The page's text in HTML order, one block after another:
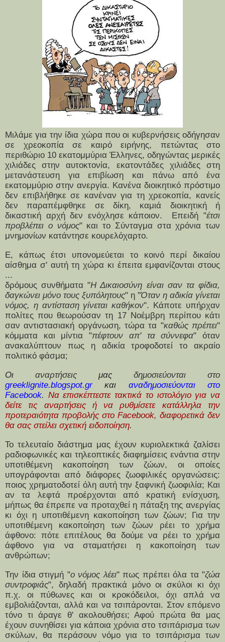
Μιλάμε για την ίδια χώρα που οι κυβερνήσεις οδήγησαν
σε χρεοκοπία σε καιρό ειρήνης, πετώντας στο
περιθώριο 10 εκατομμύρια Έλληνες, οδηγώντας μερικές
χιλιάδες στην αυτοκτονία, εκατοντάδες χιλιάδες στη
μετανάστευση για επιβίωση και πάνω από ένα
εκατομμύριο στην ανεργία. Κανένα διοικητικό πρόστιμο
δεν επιβλήθηκε σε κανέναν για τη χρεοκοπία, κανείς
δεν παραπέμφθηκε σε δίκη, καμιά διοικητική ή
δικαστική αρχή δεν ενόχλησε κάποιον. Επειδή "έτσι
προβλέπει ο νόμος" και το Σύνταγμα στα χρόνια των
μνημονίων κατάντησε κουρελόχαρτο.
Ε, κάπως έτσι υπονομεύεται το κοινό περί δικαίου
αίσθημα σ' αυτή τη χώρα κι έπειτα εμφανίζονται στους
...
δρόμους συνθήματα "Η Δικαιοσύνη είναι σαν τα φίδια,
δαγκώνει μόνο τους ξυπόλητους" η "Όταν η αδικία γίνεται
νόμος, η αντίσταση γίνεται καθήκον". Κάποτε υπήρχαν
πολίτες που θεωρούσαν τη 17 Νοέμβρη περίπου κάτι
σαν αντιστασιακή οργάνωση, τώρα τα "καθώς πρέπει"
κόμματα και μίντια "πέφτουν απ' τα σύννεφα" όταν
ανακαλύπτουν πως η αδικία τροφοδοτεί το ακραίο
πολιτικό φάσμα;
Οι αναρτήσεις μας δημοσιεύονται στο
greeklignite.blogspot.grκαι αναδημοσιεύονται στο
Facebook. Να επισκέπτεστε τακτικά το ιστολόγιο για να
δείτε τις αναρτήσεις ή να ρυθμίσετε κατάλληλα την
προτεραιότητα προβολής στο Facebook, διαφορετικά δεν
θα σας στείλει σχετική ειδοποίηση.
Το τελευταίο διάστημα μας έχουν κυριολεκτικά ζαλίσει
ραδιοφωνικές και τηλεοπτικές διαφημίσεις ενάντια στην
υποτιθέμενη κακοποίηση των ζώων, οι οποίες
υπογράφονται από διάφορες ζωοφιλικές οργανώσεις:
ποιος χρηματοδοτεί όλη αυτή την ξαφνική ζωοφιλία; Και
αν τα λεφτά προέρχονται από κρατική ενίσχυση,
μήπως θα έπρεπε να προταχθεί η πάταξη της ανεργίας
κι όχι η υποτιθέμενη κακοποίηση των ζώων; Για την
υποτιθέμενη κακοποίηση των ζώων ρέει το χρήμα
άφθονο: πότε επιτέλους θα δούμε να ρέει το χρήμα
άφθονο για να σταματήσει η κακοποίηση των
ανθρώπων;
Την ίδια στιγμή "ο νόμος λέει" πως πρέπει όλα τα "ζώα
συντροφιάς", δηλαδή πρακτικά μόνο οι σκύλοι κι όχι
π.χ. οι πύθωνες και οι κροκόδειλοι, όχι απλά να
εμβολιάζονται, αλλά και να τσιπάρονται. Στον επόμενο
τόνο τι άραγε θ' ακολουθήσει; Αφού πρώτα θα μας
έχουν συνηθίσει για κάποια χρόνια στο τσιπάρισμα των
σκύλων, θα περάσουν νόμο για το τσιπάρισμα των